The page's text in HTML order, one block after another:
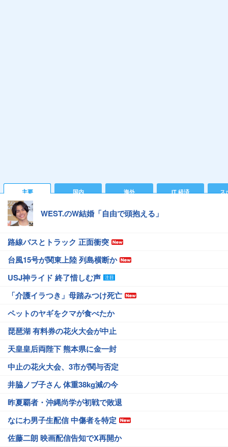
主要 国内 海外 IT 経済 ス
WEST.のW結婚「自由で頭抱える」
路線バスとトラック 正面衝突
台風15号が関東上陸 列島横断か
USJ神ライド 終了惜しむ声
「介護イラつき」母踏みつけ死亡
ペットのヤギをクマが食べたか
琵琶湖 有料券の花火大会が中止
天皇皇后両陛下 熊本県に金一封
中止の花火大会、3市が関与否定
井脇ノブ子さん 体重38kg減の今
昨夏覇者・沖縄尚学が初戦で敗退
なにわ男子生配信 中傷者を特定
佐藤二朗 映画配信告知でX再開か